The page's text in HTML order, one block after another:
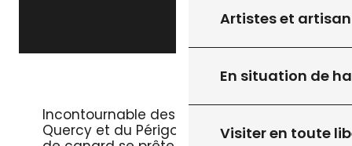
Artistes et
En situation de
Visiter en toute
Incontournable des tables du
Quercy et du Périgord, le magret